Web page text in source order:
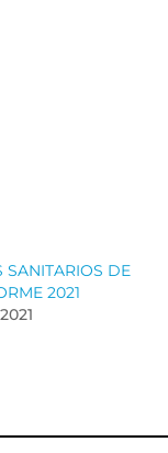
SANITARIOS DE
2021